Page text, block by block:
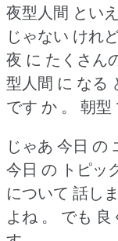
夜型人間 とい
じゃない けれ
夜 に たくさん
型人間 に なる
です か 。
朝型
じゃあ 今日 の
今日 の トピッ
について 話し
よね 。
でも 良